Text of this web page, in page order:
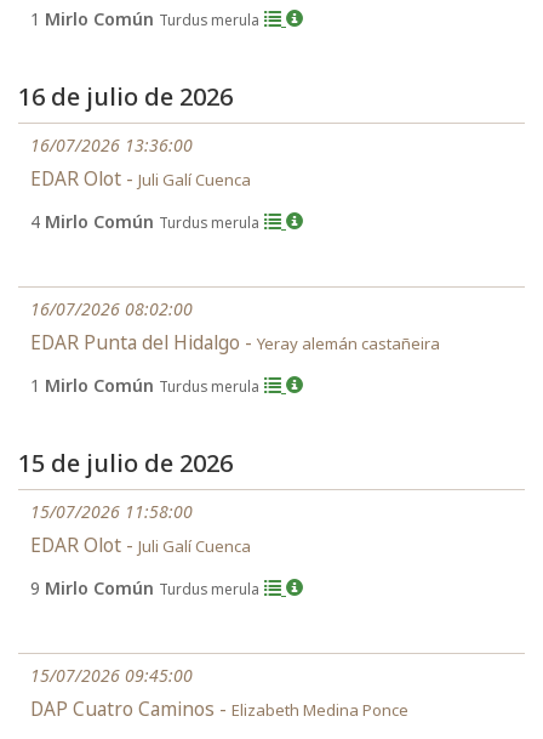
1 Mirlo Común Turdus merula
16 de julio de 2026
16/07/2026 13:36:00
EDAR Olot - Juli Galí Cuenca
4 Mirlo Común Turdus merula
16/07/2026 08:02:00
EDAR Punta del Hidalgo - Yeray alemán castañeira
1 Mirlo Común Turdus merula
15 de julio de 2026
15/07/2026 11:58:00
EDAR Olot - Juli Galí Cuenca
9 Mirlo Común Turdus merula
15/07/2026 09:45:00
DAP Cuatro Caminos - Elizabeth Medina Ponce